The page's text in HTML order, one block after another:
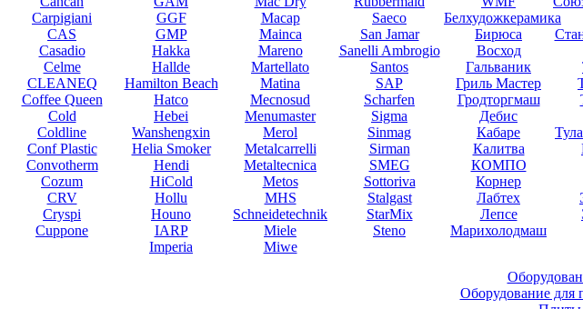
Carpigiani
CAS
Casadio
Celme
CLEANEQ
Coffee Queen
Cold
Coldline
Conf Plastic
Convotherm
Cozum
CRV
Cryspi
Cuppone
GGF
GMP
Hakka
Hallde
Hamilton Beach
Hatco
Hebei
Wanshengxin
Helia Smoker
Hendi
HiCold
Hollu
Houno
IARP
Imperia
Macap
Mainca
Mareno
Martellato
Matina
Mecnosud
Menumaster
Merol
Metalcarrelli
Metaltecnica
Metos
MHS
Schneidetechnik
Miele
Miwe
Saeco
San Jamar
Sanelli Ambrogio
Santos
SAP
Scharfen
Sigma
Sinmag
Sirman
SMEG
Sottoriva
Stalgast
StarMix
Steno
Белхудожкерамика
Бирюса
Восход
Гальваник
Гриль Мастер
Гродторгмаш
Дебис
Кабаре
Калитва
КОМПО
Корнер
Лабтех
Лепсе
Марихолодмаш
Оборудование для